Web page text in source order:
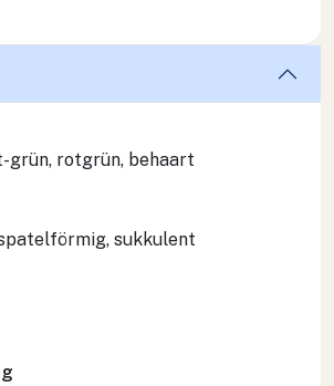
grün, rotgrün, behaart
sukkulent